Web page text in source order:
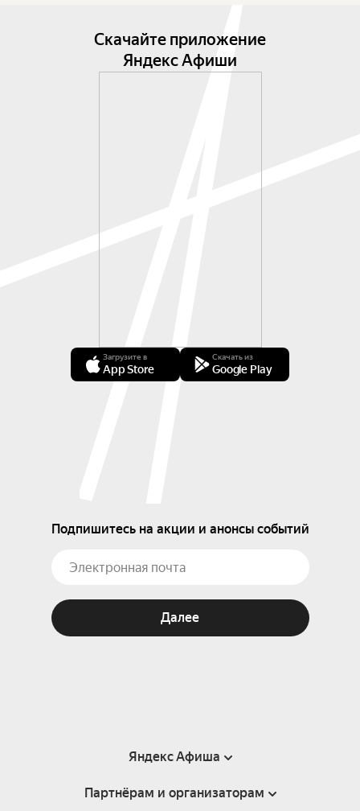
Скачайте приложение
Яндекс Афиши
Загрузите в
App Store
Скачать из
Google Play
Подпишитесь на акции и анонсы событий
Далее
Яндекс Афиша
Справка
Партнёрам и организаторам